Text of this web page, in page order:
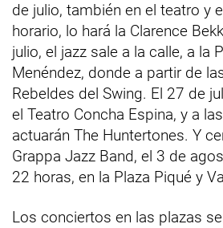
de julio, también en el teatro y
horario, lo hará la Clarence
julio, el jazz sale a la calle, a la
Menéndez, donde a partir de
Rebeldes del Swing. El 27 de
el Teatro Concha Espina, y a
actuarán The Huntertones. Y
Grappa Jazz Band, el 3 de
22 horas, en la Plaza Piqué y
Los conciertos en las plazas